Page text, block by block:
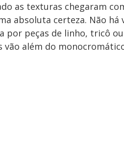
as texturas chegaram
absoluta certeza. Não
por peças de linho, tricô
vão além do